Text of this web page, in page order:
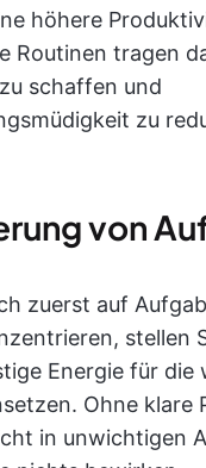
höhere
Routinen tragen
schaffen und
zu
von
zuerst auf
stellen
Energie für die
Ohne klare
in unwichtigen